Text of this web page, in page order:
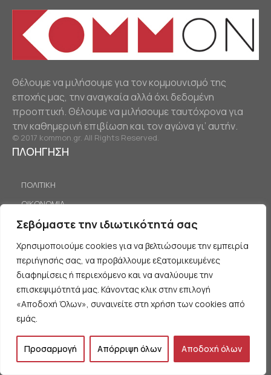
Σεβόμαστε την ιδιωτικότητά σας
Χρησιμοποιούμε cookies για να βελτιώσουμε την εμπειρία
περιήγησής σας, να προβάλλουμε εξατομικευμένες
διαφημίσεις ή περιεχόμενο και να αναλύουμε την
επισκεψιμότητά μας. Κάνοντας κλικ στην επιλογή
«Αποδοχή Όλων», συναινείτε στη χρήση των cookies από
εμάς.
Προσαρμογή Απόρριψη όλων Αποδοχή όλων
Θέλουμε να μιλήσουμε για τον κομμουνισμό της
εποχής μας, την αναγκαία αλλά όχι δεδομένη
προοπτική. Θέλουμε να μιλήσουμε ταυτόχρονα για
την καθημερινή επιβίωση και τον αγώνα γι’ αυτήν.
© 2017 kommon.gr. All Rights Reserved.
ΠΛΟΗΓΗΣΗ
ΠΟΛΙΤΙΚΗ
ΟΙΚΟΝΟΜΙΑ
ΕΡΓΑΤΙΚΟ ΚΙΝΗΜΑ
ΚΟΙΝΩΝΙΑ
ΠΡΟΤΑΣΕΙΣ